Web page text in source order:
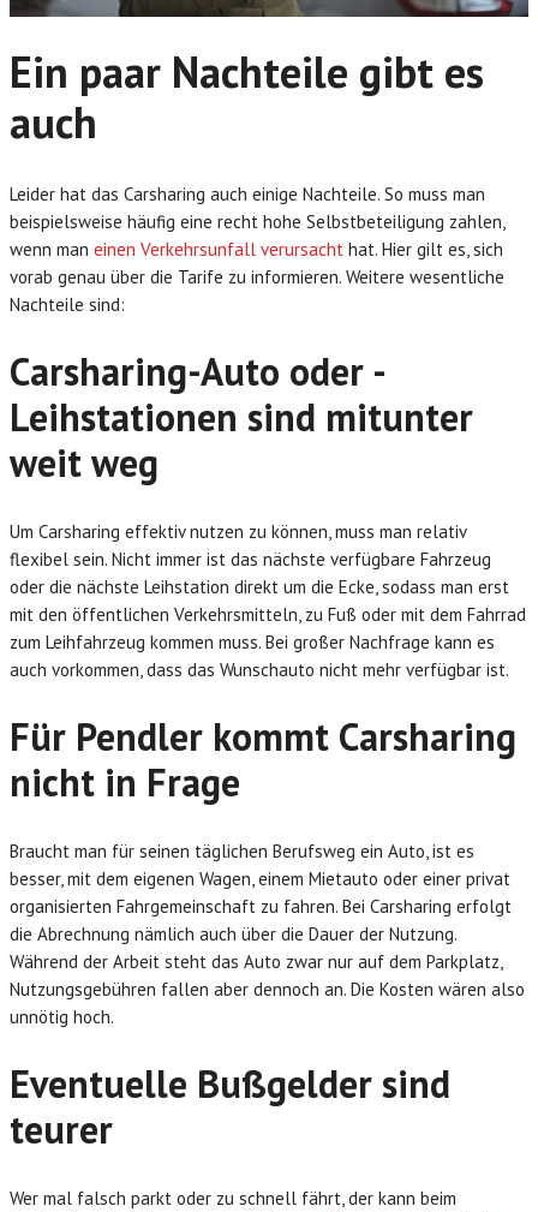
Ein paar Nachteile gibt es
auch
Leider hat das Carsharing auch einige Nachteile. So muss man
beispielsweise häufig eine recht hohe Selbstbeteiligung zahlen,
wenn man einen Verkehrsunfall verursacht hat. Hier gilt es, sich
vorab genau über die Tarife zu informieren. Weitere wesentliche
Nachteile sind:
Carsharing-Auto oder -
Leihstationen sind mitunter
weit weg
Um Carsharing effektiv nutzen zu können, muss man relativ
flexibel sein. Nicht immer ist das nächste verfügbare Fahrzeug
oder die nächste Leihstation direkt um die Ecke, sodass man erst
mit den öffentlichen Verkehrsmitteln, zu Fuß oder mit dem Fahrrad
zum Leihfahrzeug kommen muss. Bei großer Nachfrage kann es
auch vorkommen, dass das Wunschauto nicht mehr verfügbar ist.
Für Pendler kommt Carsharing
nicht in Frage
Braucht man für seinen täglichen Berufsweg ein Auto, ist es
besser, mit dem eigenen Wagen, einem Mietauto oder einer privat
organisierten Fahrgemeinschaft zu fahren. Bei Carsharing erfolgt
die Abrechnung nämlich auch über die Dauer der Nutzung.
Während der Arbeit steht das Auto zwar nur auf dem Parkplatz,
Nutzungsgebühren fallen aber dennoch an. Die Kosten wären also
unnötig hoch.
Eventuelle Bußgelder sind
teurer
Wer mal falsch parkt oder zu schnell fährt, der kann beim